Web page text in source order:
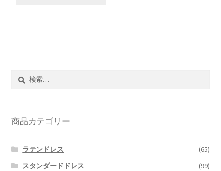
商品カテゴリー
ラテンドレス
(65)
スタンダードドレス
(99)